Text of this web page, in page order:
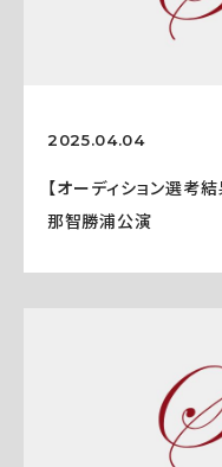
2025.04.04
【オーディション選考
那智勝浦公演